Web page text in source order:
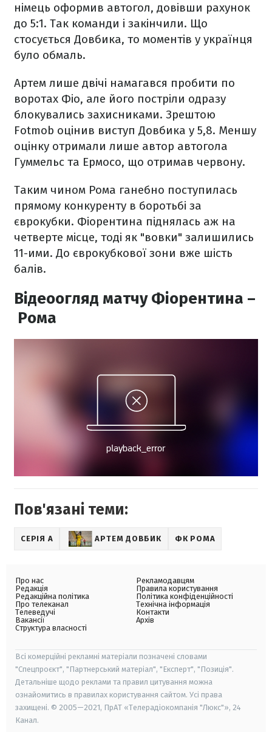
німець оформив автогол, довівши рахунок
до 5:1. Так команди і закінчили. Що
стосується Довбика, то моментів у українця
було обмаль.
Артем лише двічі намагався пробити по
воротах Фіо, але його постріли одразу
блокувались захисниками. Зрештою
Fotmob оцінив виступ Довбика у 5,8. Меншу
оцінку отримали лише автор автогола
Гуммельс та Ермосо, що отримав червону.
Таким чином Рома ганебно поступилась
прямому конкуренту в боротьбі за
єврокубки. Фіорентина піднялась аж на
четверте місце, тоді як "вовки" залишились
11-ими. До єврокубкової зони вже шість
балів.
Відеоогляд матчу Фіорентина –
Рома
Пов'язані теми:
СЕРІЯ А АРТЕМ ДОВБИК ФК РОМА
Про нас
Редакція
Редакційна політика
Про телеканал
Телеведучі
Вакансії
Структура власності
Рекламодавцям
Правила користування
Політика конфіденційності
Технічна інформація
Контакти
Архів
Всі комерційні рекламні матеріали позначені словами
"Спецпроєкт", "Партнерський матеріал", "Експерт", "Позиція".
Детальніше щодо реклами та правил цитування можна
ознайомитись в правилах користування сайтом. Усі права
захищені. © 2005—2021, ПрАТ «Телерадіокомпанія "Люкс"», 24
Канал.